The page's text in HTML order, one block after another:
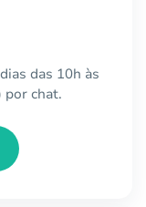
das 10h às
por chat.